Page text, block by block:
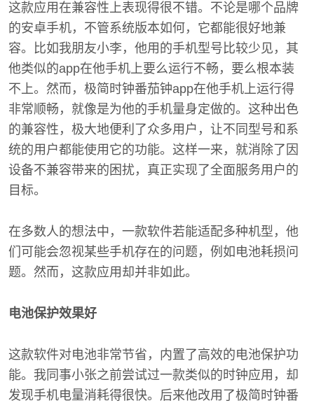
这款应用在兼容性上表现得很不错。不论是哪个品牌
的安卓手机，不管系统版本如何，它都能很好地兼
容。比如我朋友小李，他用的手机型号比较少见，其
他类似的app在他手机上要么运行不畅，要么根本装
不上。然而，极简时钟番茄钟app在他手机上运行得
非常顺畅，就像是为他的手机量身定做的。这种出色
的兼容性，极大地便利了众多用户，让不同型号和系
统的用户都能使用它的功能。这样一来，就消除了因
设备不兼容带来的困扰，真正实现了全面服务用户的
目标。
在多数人的想法中，一款软件若能适配多种机型，他
们可能会忽视某些手机存在的问题，例如电池耗损问
题。然而，这款应用却并非如此。
电池保护效果好
这款软件对电池非常节省，内置了高效的电池保护功
能。我同事小张之前尝试过一款类似的时钟应用，却
发现手机电量消耗得很快。后来他改用了极简时钟番